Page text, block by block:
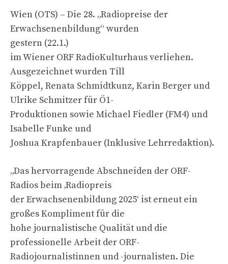
Wien (OTS) – Die 28. „Radiopreise der
Erwachsenenbildung“ wurden
gestern (22.1.)
im Wiener ORF RadioKulturhaus verliehen.
Ausgezeichnet wurden Till
Köppel, Renata Schmidtkunz, Karin Berger und
Ulrike Schmitzer für Ö1-
Produktionen sowie Michael Fiedler (FM4) und
Isabelle Funke und
Joshua Krapfenbauer (Inklusive Lehrredaktion).
„Das hervorragende Abschneiden der ORF-
Radios beim ‚Radiopreis
der Erwachsenenbildung 2025‘ ist erneut ein
großes Kompliment für die
hohe journalistische Qualität und die
professionelle Arbeit der ORF-
Radiojournalistinnen und -journalisten. Die